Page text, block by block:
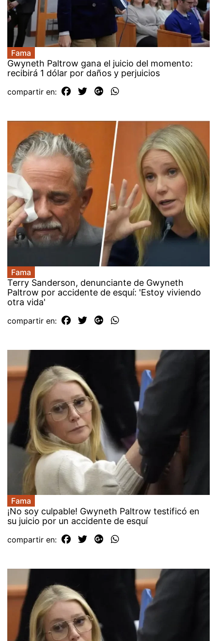
Fama
Gwyneth Paltrow gana el juicio del momento:
recibirá 1 dólar por daños y perjuicios
compartir en:
Fama
Terry Sanderson, denunciante de Gwyneth
Paltrow por accidente de esquí: 'Estoy viviendo
otra vida'
compartir en:
Fama
¡No soy culpable! Gwyneth Paltrow testificó en
su juicio por un accidente de esquí
compartir en: